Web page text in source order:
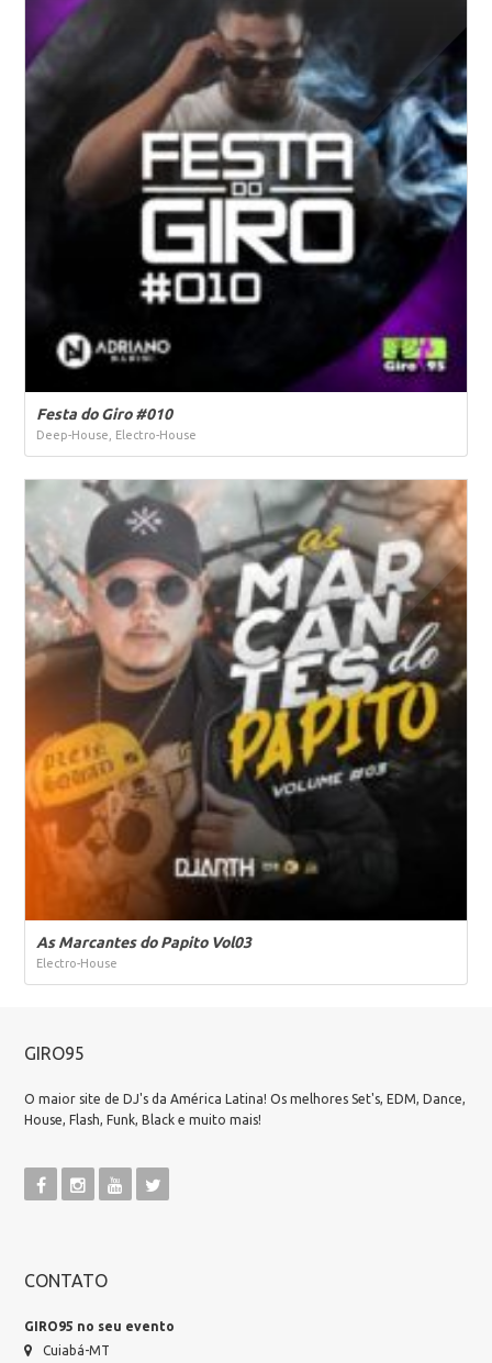
Festa do Giro #010
Deep-House, Electro-House
As Marcantes do Papito Vol03
Electro-House
GIRO95
O maior site de DJ's da América Latina! Os melhores Set's, EDM, Dance,
House, Flash, Funk, Black e muito mais!
CONTATO
GIRO95 no seu evento
Cuiabá-MT